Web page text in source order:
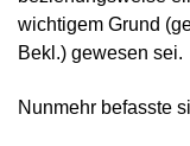
wichtigem Grund
Bekl.) gewesen sei.
Nunmehr befasste